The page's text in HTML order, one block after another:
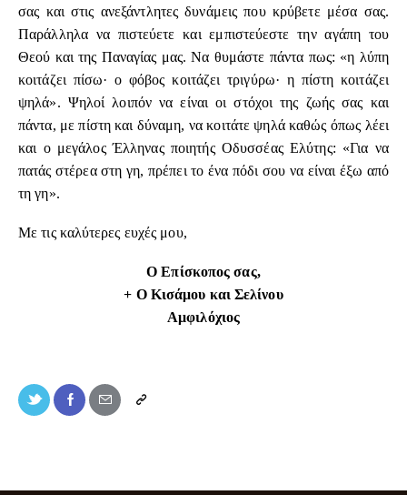
σας και στις ανεξάντλητες δυνάμεις που κρύβετε μέσα σας.
Παράλληλα να πιστεύετε και εμπιστεύεστε την αγάπη του
Θεού και της Παναγίας μας. Να θυμάστε πάντα πως: «η λύπη
κοιτάζει πίσω· ο φόβος κοιτάζει τριγύρω· η πίστη κοιτάζει
ψηλά». Ψηλοί λοιπόν να είναι οι στόχοι της ζωής σας και
πάντα, με πίστη και δύναμη, να κοιτάτε ψηλά καθώς όπως λέει
και ο μεγάλος Έλληνας ποιητής Οδυσσέας Ελύτης: «Για να
πατάς στέρεα στη γη, πρέπει το ένα πόδι σου να είναι έξω από
τη γη».
Με τις καλύτερες ευχές μου,
Ο Επίσκοπος σας,
+ Ο Κισάμου και Σελίνου
Αμφιλόχιος